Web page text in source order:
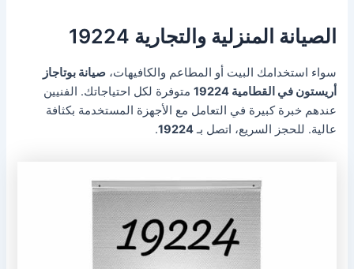
الصيانة المنزلية والتجارية 19224
سواء استخدامك البيت أو المطاعم والكافيهات،صيانة بوتاجاز
أريستون في القطامية 19224
متوفرة لكل احتياجاتك. الفنيين
عندهم خبرة كبيرة في التعامل مع الأجهزة المستخدمة بكثافة
عالية. للحجز السريع، اتصل بـ19224
.